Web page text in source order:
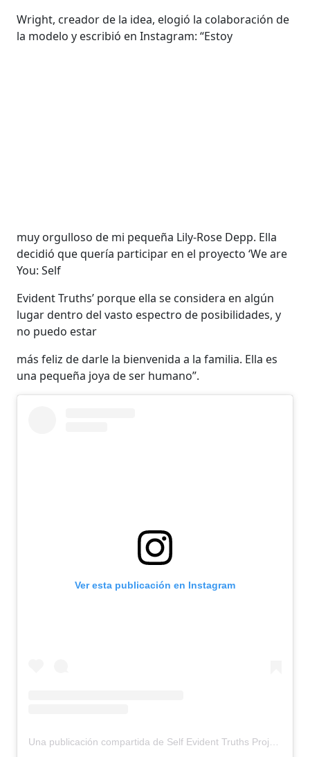
Wright, creador de la idea, elogió la colaboración de
la modelo y escribió en Instagram: “Estoy
muy orgulloso de mi pequeña Lily-Rose Depp. Ella
decidió que quería participar en el proyecto ‘We are
You: Self
Evident Truths’ porque ella se considera en algún
lugar dentro del vasto espectro de posibilidades, y
no puedo estar
más feliz de darle la bienvenida a la familia. Ella es
una pequeña joya de ser humano”.
Ver esta publicación en Instagram